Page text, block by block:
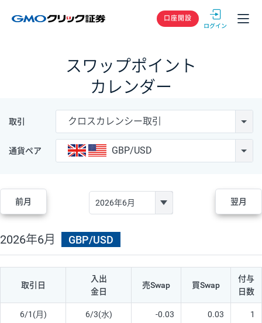
GMOクリック
口座開設
スワップポイント
カレンダー
取引 クロスカレンシー取引
通貨ペア GBP/USD
前月 翌月
2026年6月 GBP/USD
取引日
入出
金日
売Swap 買Swap
付与
日数
6/1(月) 6/3(水) -0.03 0.03 1